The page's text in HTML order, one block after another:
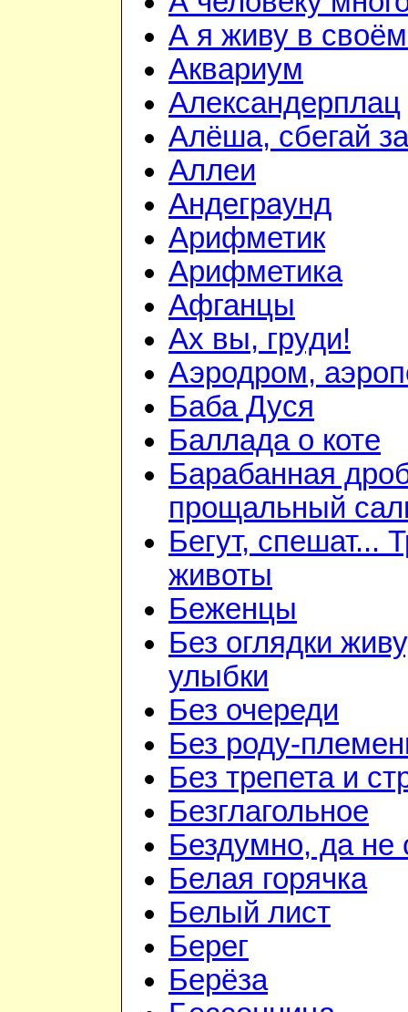
А я живу в своём
Аквариум
Александерплац
Алёша, сбегай
Аллеи
Андеграунд
Арифметик
Арифметика
Афганцы
Ах вы, груди!
Аэродром,
Баба Дуся
Баллада о коте
Барабанная
прощальный
Бегут, спешат...
животы
Беженцы
Без оглядки
улыбки
Без очереди
Без роду-
Без трепета и
Безглагольное
Бездумно, да не
Белая горячка
Белый лист
Берег
Берёза